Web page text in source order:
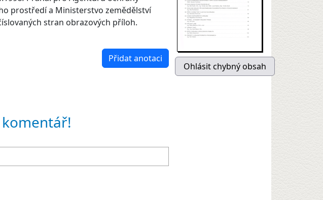
prostředí a Ministerstvo zemědělství
stran obrazových příloh.
Přidat anotaci